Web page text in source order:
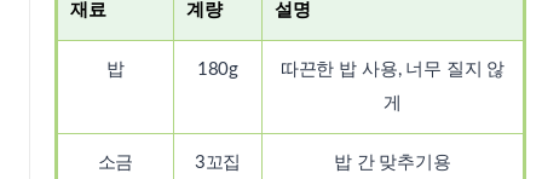
재료 계량 설명
밥 180g
따끈한 밥 사용, 너무 질지 않
게
소금 3꼬집 밥 간 맞추기용